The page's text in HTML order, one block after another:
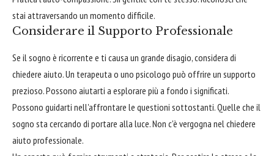
stai attraversando un momento difficile.
Considerare il Supporto Professionale
Se il sogno è ricorrente e ti causa un grande disagio, considera di
chiedere aiuto. Un terapeuta o uno psicologo può offrire un supporto
prezioso. Possono aiutarti a esplorare più a fondo i significati.
Possono guidarti nell'affrontare le questioni sottostanti. Quelle che il
sogno sta cercando di portare alla luce. Non c'è vergogna nel chiedere
aiuto professionale.